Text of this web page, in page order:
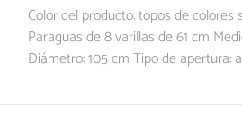
Color del producto: topos de colores
Paraguas de 8 varillas de 61 cm
Diámetro: 105 cm Tipo de apertura: